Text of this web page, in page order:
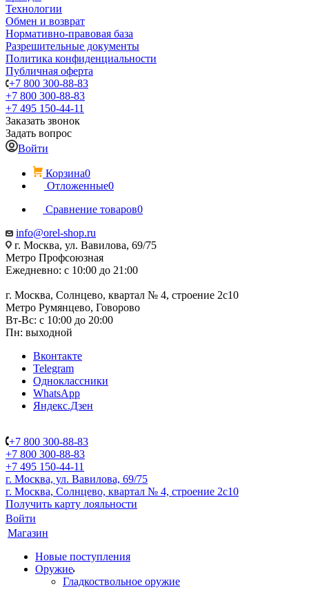
Технологии
Обмен и возврат
Нормативно-правовая база
Разрешительные документы
Политика конфиденциальности
Публичная оферта
+7 800 300-88-83
+7 800 300-88-83
+7 495 150-44-11
Заказать звонок
Задать вопрос
Войти
Корзина0
Отложенные0
Сравнение товаров0
info@orel-shop.ru
г. Москва, ул. Вавилова, 69/75
Метро Профсоюзная
Ежедневно: с 10:00 до 21:00
г. Москва, Солнцево, квартал № 4, строение 2с10
Метро Румянцево, Говорово
Вт-Вс: с 10:00 до 20:00
Пн: выходной
Вконтакте
Telegram
Одноклассники
WhatsApp
Яндекс.Дзен
+7 800 300-88-83
+7 800 300-88-83
+7 495 150-44-11
г. Москва, ул. Вавилова, 69/75
г. Москва, Солнцево, квартал № 4, строение 2с10
Получить карту лояльности
Войти
Магазин
Новые поступления
Оружие
Гладкоствольное оружие